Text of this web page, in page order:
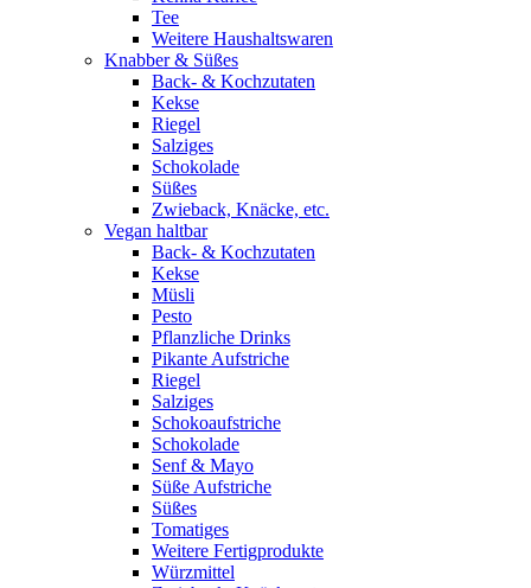
Tee
Weitere Haushaltswaren
Knabber & Süßes
Back- & Kochzutaten
Kekse
Riegel
Salziges
Schokolade
Süßes
Zwieback, Knäcke, etc.
Vegan haltbar
Back- & Kochzutaten
Kekse
Müsli
Pesto
Pflanzliche Drinks
Pikante Aufstriche
Riegel
Salziges
Schokoaufstriche
Schokolade
Senf & Mayo
Süße Aufstriche
Süßes
Tomatiges
Weitere Fertigprodukte
Würzmittel